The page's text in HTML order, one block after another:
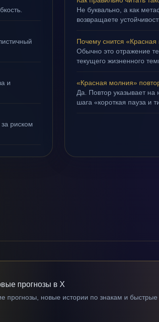
и
риском
Не буквально, а как
возвращаете
Почему снится
Обычно это отражение
текущего жизненного
«Красная молния»
Да. Повтор указывает
шага «короткая пауза и
прогнозы в X
прогнозы, новые истории по знакам и